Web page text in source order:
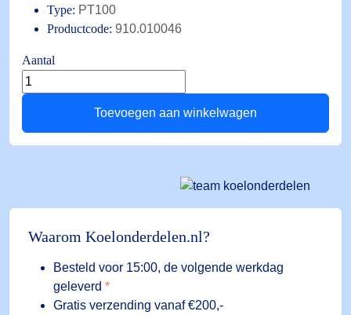
Type: PT100
Productcode: 910.010046
Aantal
SM
800S/15M
3-
Toevoegen aan winkelwagen
Waarom Koelonderdelen.nl?
Besteld voor 15:00, de volgende werkdag
geleverd *
Gratis verzending vanaf €200,-